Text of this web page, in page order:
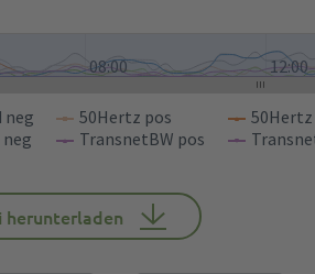
neg 50Hertz pos 50Hertz
neg TransnetBW pos
08:00 12:00
herunterladen